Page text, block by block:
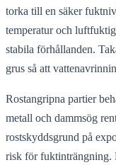
torka till en säker
temperatur och
stabila förhållanden.
grus så att
Rostangripna partier
metall och dammsög
rostskyddsgrund på
risk för fuktinträngning.